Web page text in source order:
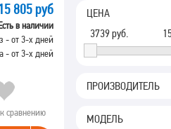
ЦЕНА
3739руб.
ПРОИЗВОДИТЕЛЬ
МОДЕЛЬ
15 805 руб
в наличии
- от 3-х дней
- от 3-х дней
сравнению